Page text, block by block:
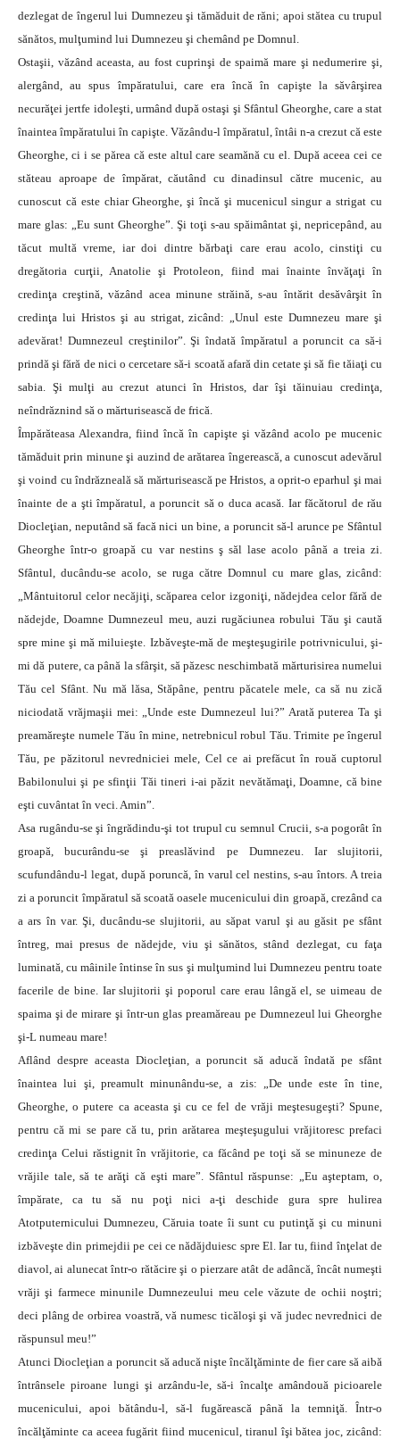
dezlegat de îngerul lui Dumnezeu şi tămăduit de răni; apoi stătea cu trupul
sănătos, mulţumind lui Dumnezeu şi chemând pe Domnul.
Ostaşii, văzând aceasta, au fost cuprinşi de spaimă mare şi nedumerire şi,
alergând, au spus împăratului, care era încă în capişte la săvârşirea
necurăţei jertfe idoleşti, urmând după ostaşi şi Sfântul Gheorghe, care a stat
înaintea împăratului în capişte. Văzându-l împăratul, întâi n-a crezut că este
Gheorghe, ci i se părea că este altul care seamănă cu el. După aceea cei ce
stăteau aproape de împărat, căutând cu dinadinsul către mucenic, au
cunoscut că este chiar Gheorghe, şi încă şi mucenicul singur a strigat cu
mare glas: „Eu sunt Gheorghe”. Şi toţi s-au spăimântat şi, nepricepând, au
tăcut multă vreme, iar doi dintre bărbaţi care erau acolo, cinstiţi cu
dregătoria curţii, Anatolie şi Protoleon, fiind mai înainte învăţaţi în
credinţa creştină, văzând acea minune străină, s-au întărit desăvârşit în
credinţa lui Hristos şi au strigat, zicând: „Unul este Dumnezeu mare şi
adevărat! Dumnezeul creştinilor”. Şi îndată împăratul a poruncit ca să-i
prindă şi fără de nici o cercetare să-i scoată afară din cetate şi să fie tăiaţi cu
sabia. Şi mulţi au crezut atunci în Hristos, dar îşi tăinuiau credinţa,
neîndrăznind să o mărturisească de frică.
Împărăteasa Alexandra, fiind încă în capişte şi văzând acolo pe mucenic
tămăduit prin minune şi auzind de arătarea îngerească, a cunoscut adevărul
şi voind cu îndrăzneală să mărturisească pe Hristos, a oprit-o eparhul şi mai
înainte de a şti împăratul, a poruncit să o duca acasă. Iar făcătorul de rău
Diocleţian, neputând să facă nici un bine, a poruncit să-l arunce pe Sfântul
Gheorghe într-o groapă cu var nestins ş săl lase acolo până a treia zi.
Sfântul, ducându-se acolo, se ruga către Domnul cu mare glas, zicând:
„Mântuitorul celor necăjiţi, scăparea celor izgoniţi, nădejdea celor fără de
nădejde, Doamne Dumnezeul meu, auzi rugăciunea robului Tău şi caută
spre mine şi mă miluieşte. Izbăveşte-mă de meşteşugirile potrivnicului, şi-
mi dă putere, ca până la sfârşit, să păzesc neschimbată mărturisirea numelui
Tău cel Sfânt. Nu mă lăsa, Stăpâne, pentru păcatele mele, ca să nu zică
niciodată vrăjmaşii mei: „Unde este Dumnezeul lui?” Arată puterea Ta şi
preamăreşte numele Tău în mine, netrebnicul robul Tău. Trimite pe îngerul
Tău, pe păzitorul nevredniciei mele, Cel ce ai prefăcut în rouă cuptorul
Babilonului şi pe sfinţii Tăi tineri i-ai păzit nevătămaţi, Doamne, că bine
eşti cuvântat în veci. Amin”.
Asa rugându-se şi îngrădindu-şi tot trupul cu semnul Crucii, s-a pogorât în
groapă, bucurându-se şi preaslăvind pe Dumnezeu. Iar slujitorii,
scufundându-l legat, după poruncă, în varul cel nestins, s-au întors. A treia
zi a poruncit împăratul să scoată oasele mucenicului din groapă, crezând ca
a ars în var. Şi, ducându-se slujitorii, au săpat varul şi au găsit pe sfânt
întreg, mai presus de nădejde, viu şi sănătos, stând dezlegat, cu faţa
luminată, cu mâinile întinse în sus şi mulţumind lui Dumnezeu pentru toate
facerile de bine. Iar slujitorii şi poporul care erau lângă el, se uimeau de
spaima şi de mirare şi într-un glas preamăreau pe Dumnezeul lui Gheorghe
şi-L numeau mare!
Aflând despre aceasta Diocleţian, a poruncit să aducă îndată pe sfânt
înaintea lui şi, preamult minunându-se, a zis: „De unde este în tine,
Gheorghe, o putere ca aceasta şi cu ce fel de vrăji meştesugeşti? Spune,
pentru că mi se pare că tu, prin arătarea meşteşugului vrăjitoresc prefaci
credinţa Celui răstignit în vrăjitorie, ca făcând pe toţi să se minuneze de
vrăjile tale, să te arăţi că eşti mare”. Sfântul răspunse: „Eu aşteptam, o,
împărate, ca tu să nu poţi nici a-ţi deschide gura spre hulirea
Atotputernicului Dumnezeu, Căruia toate îi sunt cu putinţă şi cu minuni
izbăveşte din primejdii pe cei ce nădăjduiesc spre El. Iar tu, fiind înţelat de
diavol, ai alunecat într-o rătăcire şi o pierzare atât de adâncă, încât numeşti
vrăji şi farmece minunile Dumnezeului meu cele văzute de ochii noştri;
deci plâng de orbirea voastră, vă numesc ticăloşi şi vă judec nevrednici de
răspunsul meu!”
Atunci Diocleţian a poruncit să aducă nişte încălţăminte de fier care să aibă
întrânsele piroane lungi şi arzându-le, să-i încalţe amândouă picioarele
mucenicului, apoi bătându-l, să-l fugărească până la temniţă. Într-o
încălţăminte ca aceea fugărit fiind mucenicul, tiranul îşi bătea joc, zicând: